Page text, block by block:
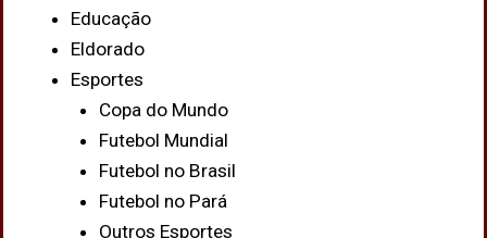
Educação
Eldorado
Esportes
Copa do Mundo
Futebol Mundial
Futebol no Brasil
Futebol no Pará
Outros Esportes